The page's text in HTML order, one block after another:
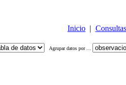
Inicio | Consultas
Agrupar datos por ...